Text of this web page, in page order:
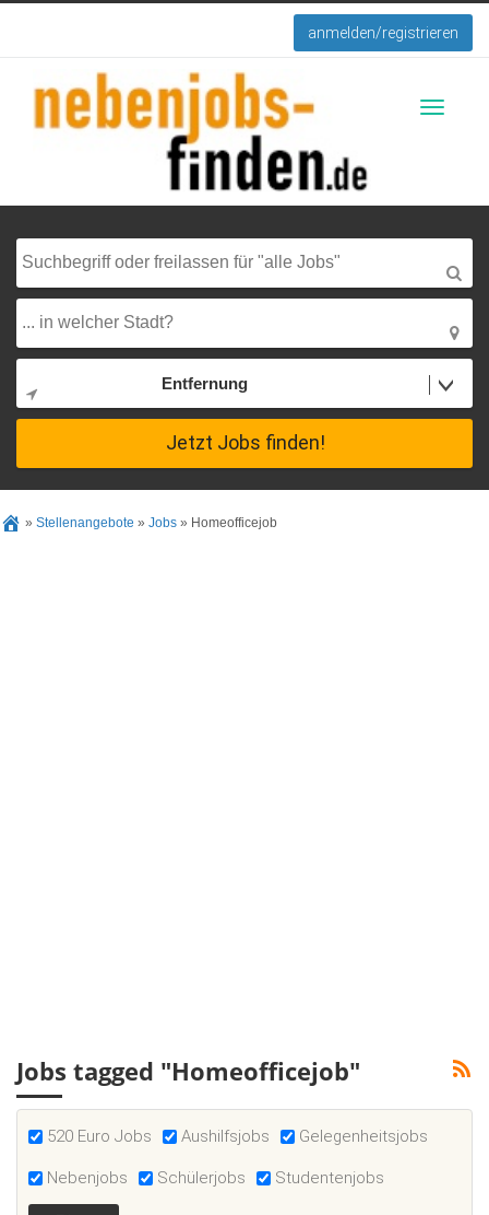
anmelden/registrieren
Entfernung
Jetzt Jobs finden!
» Stellenangebote » Jobs » Homeofficejob
Jobs tagged "Homeofficejob"
520 Euro Jobs Aushilfsjobs Gelegenheitsjobs
Nebenjobs Schülerjobs Studentenjobs